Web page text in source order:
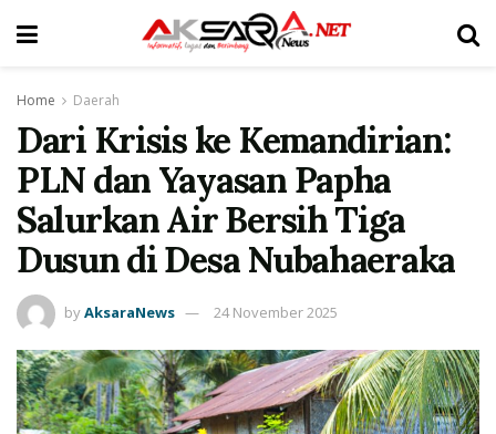
Home Daerah
Dari Krisis ke Kemandirian:
PLN dan Yayasan Papha
Salurkan Air Bersih Tiga
Dusun di Desa Nubahaeraka
byAksaraNews 24 November 2025